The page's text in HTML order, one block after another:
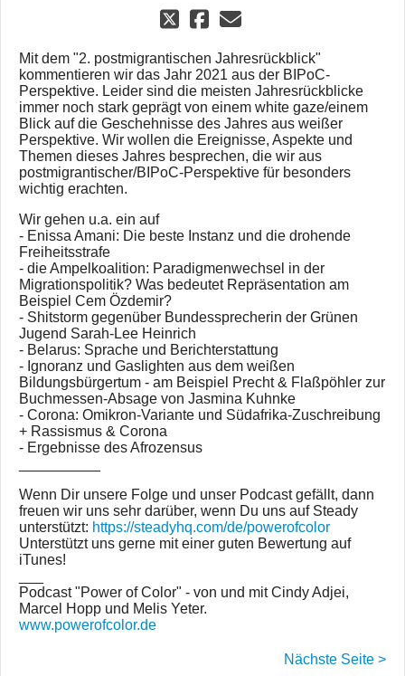
Mit dem "2. postmigrantischen Jahresrückblick"
kommentieren wir das Jahr 2021 aus der BIPoC-
Perspektive. Leider sind die meisten Jahresrückblicke
immer noch stark geprägt von einem white gaze/einem
Blick auf die Geschehnisse des Jahres aus weißer
Perspektive. Wir wollen die Ereignisse, Aspekte und
Themen dieses Jahres besprechen, die wir aus
postmigrantischer/BIPoC-Perspektive für besonders
wichtig erachten.
Wir gehen u.a. ein auf
- Enissa Amani: Die beste Instanz und die drohende
Freiheitsstrafe
- die Ampelkoalition: Paradigmenwechsel in der
Migrationspolitik? Was bedeutet Repräsentation am
Beispiel Cem Özdemir?
- Shitstorm gegenüber Bundessprecherin der Grünen
Jugend Sarah-Lee Heinrich
- Belarus: Sprache und Berichterstattung
- Ignoranz und Gaslighten aus dem weißen
Bildungsbürgertum - am Beispiel Precht & Flaßpöhler zur
Buchmessen-Absage von Jasmina Kuhnke
- Corona: Omikron-Variante und Südafrika-Zuschreibung
+ Rassismus & Corona
- Ergebnisse des Afrozensus
Wenn Dir unsere Folge und unser Podcast gefällt, dann
freuen wir uns sehr darüber, wenn Du uns auf Steady
unterstützt: https://steadyhq.com/de/powerofcolor
Unterstützt uns gerne mit einer guten Bewertung auf
iTunes!
Podcast "Power of Color" - von und mit Cindy Adjei,
Marcel Hopp und Melis Yeter.
www.powerofcolor.de
Nächste Seite >